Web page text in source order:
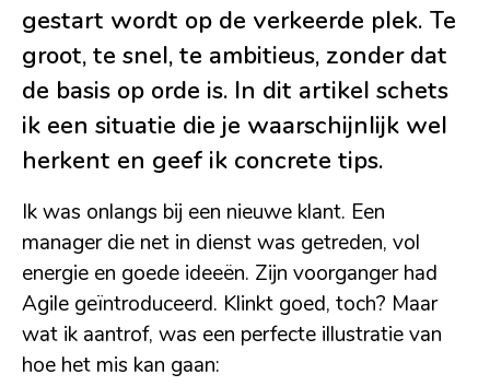
gestart wordt op de verkeerde plek. Te
groot, te snel, te ambitieus, zonder dat
de basis op orde is. In dit artikel schets
ik een situatie die je waarschijnlijk wel
herkent en geef ik concrete tips.
Ik was onlangs bij een nieuwe klant. Een
manager die net in dienst was getreden, vol
energie en goede ideeën. Zijn voorganger had
Agile geïntroduceerd. Klinkt goed, toch? Maar
wat ik aantrof, was een perfecte illustratie van
hoe het mis kan gaan: